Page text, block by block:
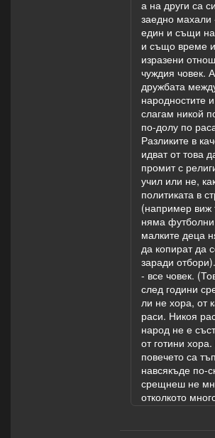
а на други са
заедно махали
един и същи
и също време
изразени
чуждия човек.
дружбата
народностите
слагам никой
по-долу по
Разликите в
идват от това
промит с
учил или не,
политиката в
(например виж
няма футболни
малките деца
да копират да
заради
- все човек.
след години
ли не хора, от
раси. Никоя
народ не е
от готини
повечето са
навсякъде по-
срещнеш не
отколкото